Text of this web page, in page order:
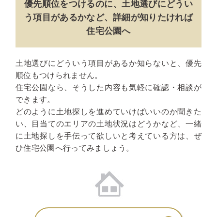
優先順位をつけるのに、 土地選びにどうい
う項目があるかなど、詳細が知りたければ
住宅公園へ
土地選びにどういう項目があるか知らないと、優先
順位もつけられません。
住宅公園なら、そうした内容も気軽に確認・相談が
できます。
どのように土地探しを進めていけばいいのか聞きた
い、目当てのエリアの土地状況はどうかなど、一緒
に土地探しを手伝って欲しいと考えている方は、ぜ
ひ住宅公園へ行ってみましょう。